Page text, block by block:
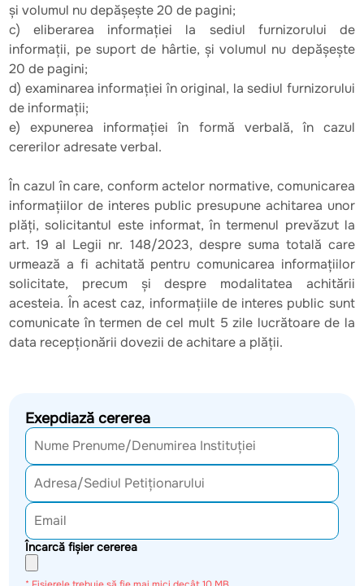
și volumul nu depășește 20 de pagini;
c) eliberarea informației la sediul furnizorului de
informații, pe suport de hârtie, și volumul nu depășește
20 de pagini;
d) examinarea informației în original, la sediul furnizorului
de informații;
e) expunerea informației în formă verbală, în cazul
cererilor adresate verbal.
În cazul în care, conform actelor normative, comunicarea
informațiilor de interes public presupune achitarea unor
plăți, solicitantul este informat, în termenul prevăzut la
art. 19 al Legii nr. 148/2023, despre suma totală care
urmează a fi achitată pentru comunicarea informațiilor
solicitate, precum și despre modalitatea achitării
acesteia. În acest caz, informațiile de interes public sunt
comunicate în termen de cel mult 5 zile lucrătoare de la
data recepționării dovezii de achitare a plății.
Exepdiază cererea
Încarcă fișier cererea